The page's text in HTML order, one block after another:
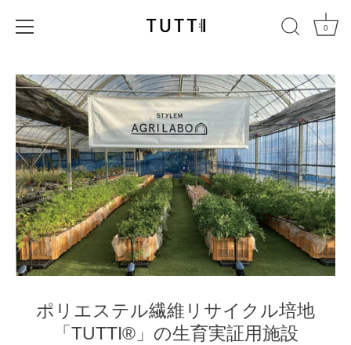
0
ポリエステル繊維リサイクル培地
「TUTTI®」の生育実証用施設